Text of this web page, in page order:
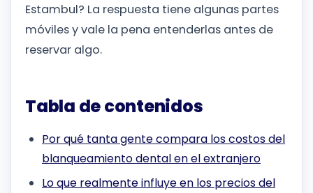
Estambul? La respuesta tiene algunas partes
móviles y vale la pena entenderlas antes de
reservar algo.
Tabla de contenidos
Por qué tanta gente compara los costos del
blanqueamiento dental en el extranjero
Lo que realmente influye en los precios del